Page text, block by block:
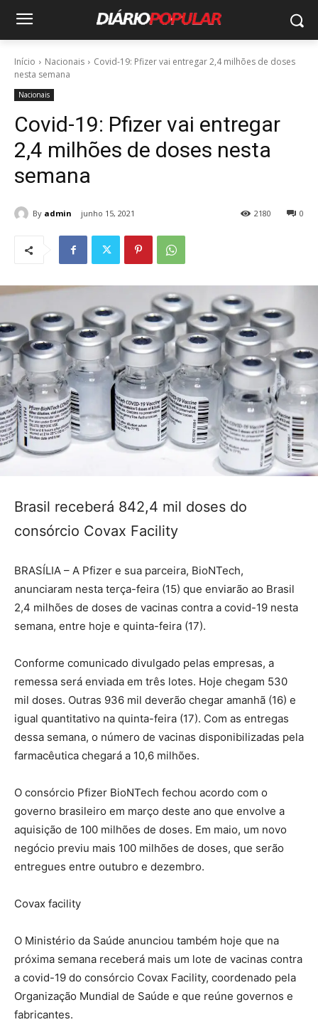
Início Nacionais
Covid-19: Pfizer vai entregar 2,4 milhões de doses
nesta semana
Nacionais
Covid-19: Pfizer vai entregar
2,4 milhões de doses nesta
semana
By admin junho 15, 2021 0
2180
Brasil receberá 842,4 mil doses do
consórcio Covax Facility
BRASÍLIA – A Pfizer e sua parceira, BioNTech,
anunciaram nesta terça-feira (15) que enviarão ao Brasil
2,4 milhões de doses de vacinas contra a covid-19 nesta
semana, entre hoje e quinta-feira (17).
Conforme comunicado divulgado pelas empresas, a
remessa será enviada em três lotes. Hoje chegam 530
mil doses. Outras 936 mil deverão chegar amanhã (16) e
igual quantitativo na quinta-feira (17). Com as entregas
dessa semana, o número de vacinas disponibilizadas pela
farmacêutica chegará a 10,6 milhões.
O consórcio Pfizer BioNTech fechou acordo com o
governo brasileiro em março deste ano que envolve a
aquisição de 100 milhões de doses. Em maio, um novo
negócio previu mais 100 milhões de doses, que serão
entregues entre outubro e dezembro.
Covax facility
O Ministério da Saúde anunciou também hoje que na
próxima semana receberá mais um lote de vacinas contra
a covid-19 do consórcio Covax Facility, coordenado pela
Organização Mundial de Saúde e que reúne governos e
fabricantes.